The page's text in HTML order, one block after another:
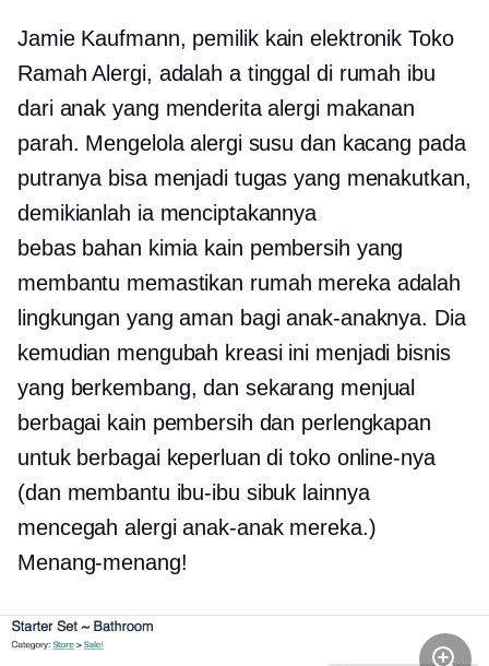
Jamie Kaufmann, pemilik kain elektronik Toko
Ramah Alergi, adalah a tinggal di rumah ibu
dari anak yang menderita alergi makanan
parah. Mengelola alergi susu dan kacang pada
putranya bisa menjadi tugas yang menakutkan,
demikianlah ia menciptakannya
bebas bahan kimiakain pembersih yang
membantu memastikan rumah mereka adalah
lingkungan yang aman bagi anak-anaknya. Dia
kemudian mengubah kreasi ini menjadi bisnis
yang berkembang, dan sekarang menjual
berbagai kain pembersih dan perlengkapan
untuk berbagai keperluan di toko online-nya
(dan membantu ibu-ibu sibuk lainnya
mencegah alergi anak-anak mereka.)
Menang-menang!